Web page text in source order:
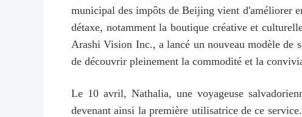
municipal des impôts de Beijing vient d'améliorer
détaxe, notamment la boutique créative et
Arashi Vision Inc., a lancé un nouveau modèle de
de découvrir pleinement la commodité et la
Le 10 avril, Nathalia, une voyageuse
devenant ainsi la première utilisatrice de ce